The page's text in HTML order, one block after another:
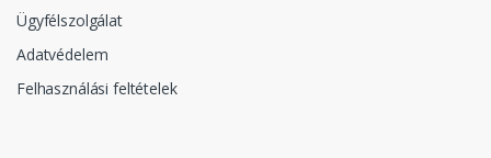
Ügyfélszolgálat
Adatvédelem
Felhasználási feltételek